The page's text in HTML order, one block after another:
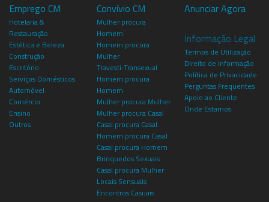
Emprego CM
Hotelaria &
Restauração
Estética e Beleza
Construção
Escritório
Serviços Domésticos
Automóvel
Comércio
Ensino
Outros
Convívio CM
Mulher procura
Homem
Homem procura
Mulher
Travesti-Transexual
Homem procura
Homem
Mulher procura Mulher
Mulher procura Casal
Casal procura Casal
Homem procura Casal
Casal procura Homem
Brinquedos Sexuais
Casal procura Mulher
Locais Sensuais
Encontros Casuais
Anunciar Agora
Informação Legal
Termos de Utilização
Direito de Informação
Política de Privacidade
Perguntas Frequentes
Apoio ao Cliente
Onde Estamos